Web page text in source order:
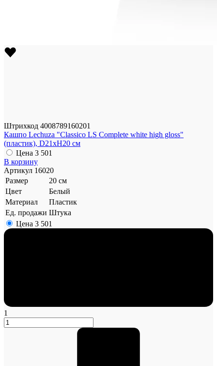
Штрихкод 4008789160201
Кашпо Lechuza "Classico LS Complete white high gloss"
(пластик), D21xH20 см
Цена 3 501
В корзину
Артикул 16020
Размер
20 см
Цвет
Белый
Материал
Пластик
Ед. продажи Штука
Цена 3 501
1